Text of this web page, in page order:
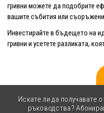
гривни можете да подобрите
вашите събития или
Инвестирайте в бъдещето на
гривни и усетете разликата,
Искате ли да получавате
ръководства?